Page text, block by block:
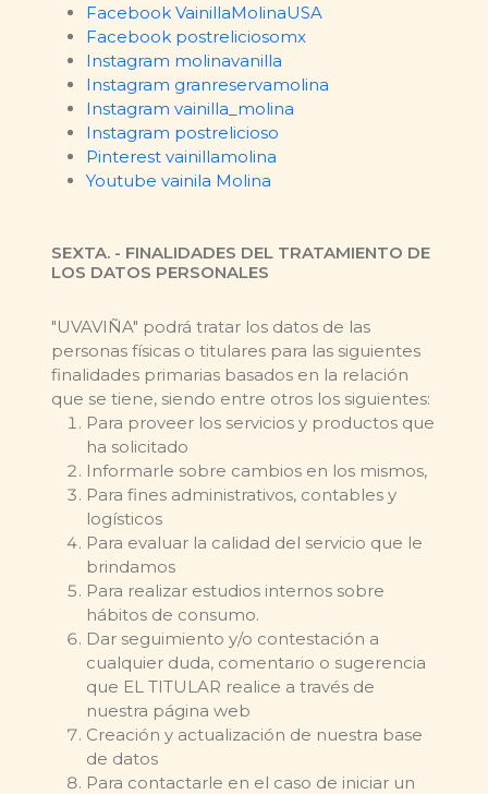
Facebook VainillaMolinaUSA
Facebook postreliciosomx
Instagram molinavanilla
Instagram granreservamolina
Instagram vainilla_molina
Instagram postrelicioso
Pinterest vainillamolina
Youtube vainila Molina
SEXTA. - FINALIDADES DEL TRATAMIENTO DE
LOS DATOS PERSONALES
"UVAVIÑA" podrá tratar los datos de las
personas físicas o titulares para las siguientes
finalidades primarias basados en la relación
que se tiene, siendo entre otros los siguientes:
Para proveer los servicios y productos que
ha solicitado
Informarle sobre cambios en los mismos,
Para fines administrativos, contables y
logísticos
Para evaluar la calidad del servicio que le
brindamos
Para realizar estudios internos sobre
hábitos de consumo.
Dar seguimiento y/o contestación a
cualquier duda, comentario o sugerencia
que EL TITULAR realice a través de
nuestra página web
Creación y actualización de nuestra base
de datos
Para contactarle en el caso de iniciar un